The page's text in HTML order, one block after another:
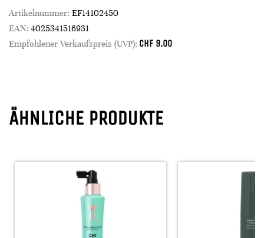
Artikelnummer: EF14102450
EAN: 4025341516931
Empfohlener Verkaufspreis (UVP): CHF 9.00
ÄHNLICHE PRODUKTE